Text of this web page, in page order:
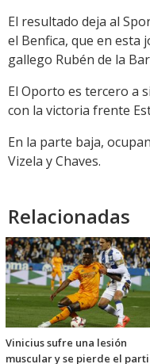
El resultado deja al
el Benfica, que en esta
gallego Rubén de la
El Oporto es tercero a
con la victoria frente
En la parte baja,
Vizela y Chaves.
Relacionadas
Vinicius sufre una lesión
muscular y se pierde el